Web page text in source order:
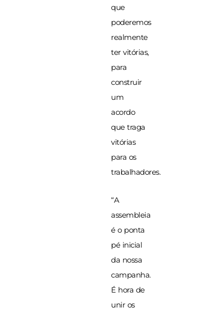
que
poderemos
realmente
ter vitórias,
para
construir
um
acordo
que traga
vitórias
para os
trabalhadores.
“A
assembleia
é o ponta
pé inicial
da nossa
campanha.
É hora de
unir os